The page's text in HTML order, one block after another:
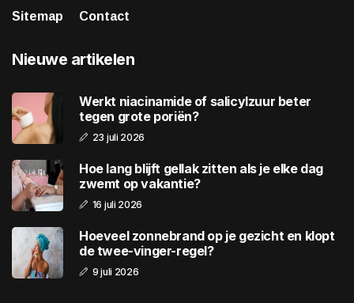
Sitemap
Contact
Nieuwe artikelen
Werkt niacinamide of salicylzuur beter
tegen grote poriën?
23 juli 2026
Hoe lang blijft gellak zitten als je elke dag
zwemt op vakantie?
16 juli 2026
Hoeveel zonnebrand op je gezicht en klopt
de twee-vinger-regel?
9 juli 2026